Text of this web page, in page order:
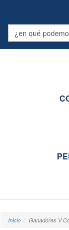
de
Urdiales
Inicio Ganadores V